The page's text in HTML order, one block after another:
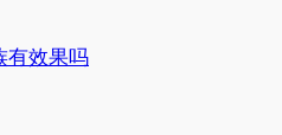
有效果吗